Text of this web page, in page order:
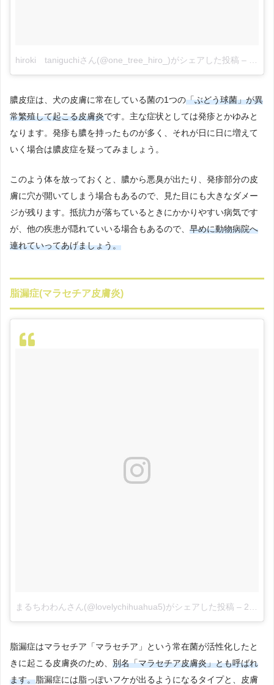
hiroki taniguchiさん(@one_tree_hiro_)がシェアした投稿 –
膿皮症は、犬の皮膚に常在している菌の1つの「ぶどう球菌」が異
常繁殖して起こる皮膚炎です。主な症状としては発疹とかゆみと
なります。発疹も膿を持ったものが多く、それが日に日に増えて
いく場合は膿皮症を疑ってみましょう。
このよう体を放っておくと、膿から悪臭が出たり、発疹部分の皮
膚に穴が開いてしまう場合もあるので、見た目にも大きなダメー
ジが残ります。抵抗力が落ちているときにかかりやすい病気です
が、他の疾患が隠れていいる場合もあるので、 早めに動物病院へ
連れていってあげましょう。
脂漏症(マラセチア皮膚炎)
まるちわわんさん(@lovelychihuahua5)がシェアした投稿 – 2018年 7月月10日午後4時18分PDT
脂漏症はマラセチア「マラセチア」という常在菌が活性化したと
きに起こる皮膚炎のため、 別名「マラセチア皮膚炎」とも呼ばれ
ます。脂漏症には脂っぽいフケが出るようになるタイプと、皮膚